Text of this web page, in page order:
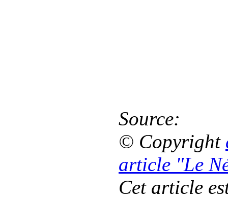
Source:
© Copyright
article "Le
Cet article